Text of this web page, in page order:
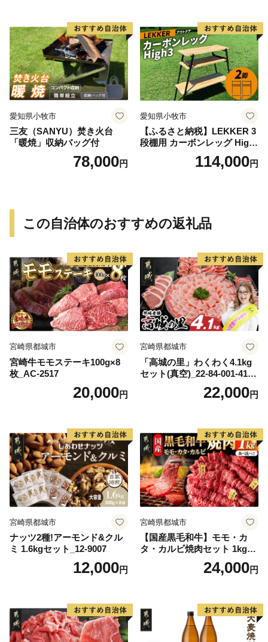
愛知県小牧市
三友（SANYU）焚き火台
「暖焼」収納バッグ付
78,000円
愛知県小牧市
【ふるさと納税】LEKKER 3
段棚用 カーボンレッグ High
3 2脚 キャンプ アウトドア ソ
ロキャン カーボン アウトド
114,000円
この自治体のおすすめの返礼品
宮崎県都城市
宮崎牛モモステーキ100g×8
枚_AC-2517
20,000円
宮崎県都城市
「高城の里」わくわく4.1kg
セット(真空)_22-84-001-4100
22,000円
宮崎県都城市
ナッツ2種!アーモンド&クル
ミ 1.6kgセット_12-9007
12,000円
宮崎県都城市
【国産黒毛和牛】モモ・カ
タ・カルビ焼肉セット 1kg_2
24,000円